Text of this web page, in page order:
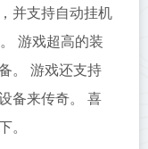
并支持自动挂机
游戏超高的装
。 游戏还支持
备来传奇。 喜
。